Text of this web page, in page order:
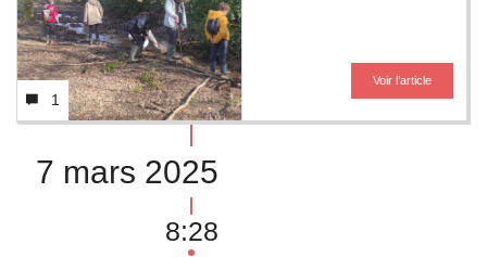
1
Voir l’article
7 mars 2025
8:28